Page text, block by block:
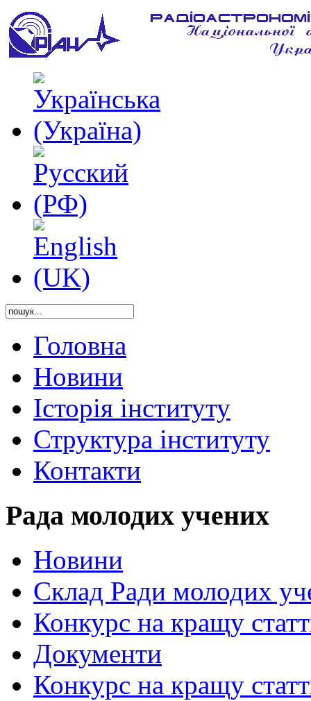
Головна
Новини
Історія інституту
Структура інституту
Контакти
Рада молодих учених
Новини
Склад Ради молодих
Конкурс на кращу
Документи
Конкурс на кращу